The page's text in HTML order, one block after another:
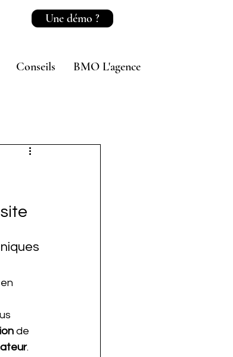
Une démo ?
Conseils BMO L'agence
de
.